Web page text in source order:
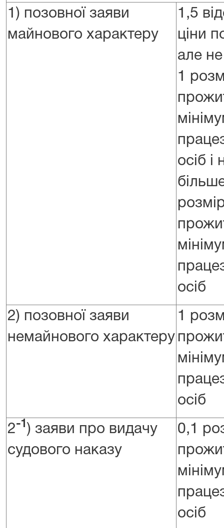
1) позовної заяви
майнового характеру
1,5
ціни
але
1
осіб і
осіб
2) позовної заяви
немайнового характеру
1
осіб
2-1) заяви про видачу
судового наказу
0,1
осіб